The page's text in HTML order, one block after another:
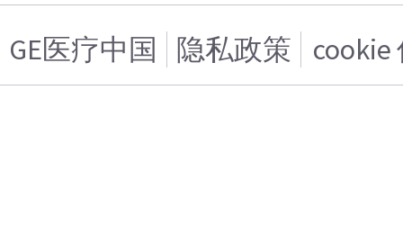
GE医疗中国 隐私政策 cookie